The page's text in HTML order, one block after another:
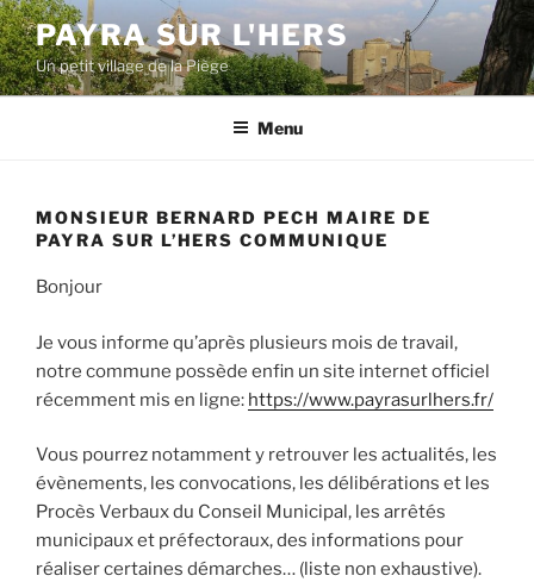
Aller
au
contenu
principal
PAYRA SUR L'HERS
Un petit village de la Piège
Menu
MONSIEUR BERNARD PECH MAIRE DE
PAYRA SUR L’HERS COMMUNIQUE
Bonjour
Je vous informe qu’après plusieurs mois de travail,
notre commune possède enfin un site internet officiel
récemment mis en ligne: https://www.payrasurlhers.fr/
Vous pourrez notamment y retrouver les actualités, les
évènements, les convocations, les délibérations et les
Procès Verbaux du Conseil Municipal, les arrêtés
municipaux et préfectoraux, des informations pour
réaliser certaines démarches… (liste non exhaustive).